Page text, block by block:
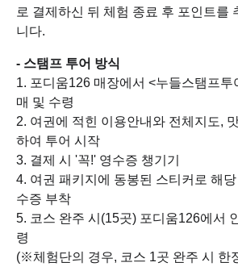
로 결제하신 뒤 체험 종료 후 포인트를
니다.
- 스탬프 투어 방식
1. 포디움126 매장에서 <누들스탬프투
매 및 수령
2. 여권에 적힌 이용안내와 전체지도,
하여 투어 시작
3. 결제 시 '꼭!' 영수증 챙기기
4. 여권 패키지에 동봉된 스티커로 해
수증 부착
5. 코스 완주 시(15곳) 포디움126에서
령
(※체험단의 경우, 코스 1곳 완주 시 한